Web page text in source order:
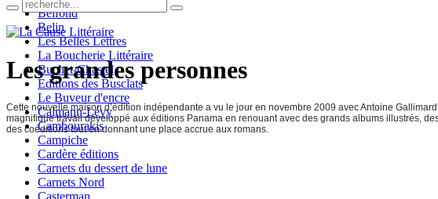
Belfond
Belin
Les Belles Lettres
La Boucherie Littéraire
Buchet-Chastel
Editions des Busclats
Le Buveur d'encre
Calmann-Lévy
Cambourakis
Campiche
Cardère éditions
Carnets du dessert de lune
Carnets Nord
Casterman
Les grandes personnes
Cette nouvelle maison d’édition indépendante a vu le jour en novembre 2009 avec Antoine
magnifique travail développé aux éditions Panama en renouant avec des grands albums illustrés,
des coéditions tout en donnant une place accrue aux romans.